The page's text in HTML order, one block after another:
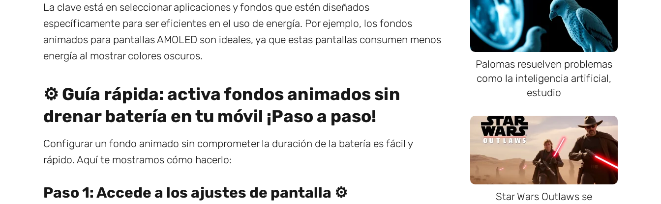
La clave está en seleccionar aplicaciones y fondos que estén diseñados
específicamente para ser eficientes en el uso de energía. Por ejemplo, los fondos
animados para pantallas AMOLED son ideales, ya que estas pantallas consumen menos
energía al mostrar colores oscuros.
⚙️ Guía rápida: activa fondos animados sin
drenar batería en tu móvil ¡Paso a paso!
Configurar un fondo animado sin comprometer la duración de la batería es fácil y
rápido. Aquí te mostramos cómo hacerlo:
Paso 1: Accede a los ajustes de pantalla ⚙️
Palomas resuelven problemas
como la inteligencia artificial,
estudio
Star Wars Outlaws se